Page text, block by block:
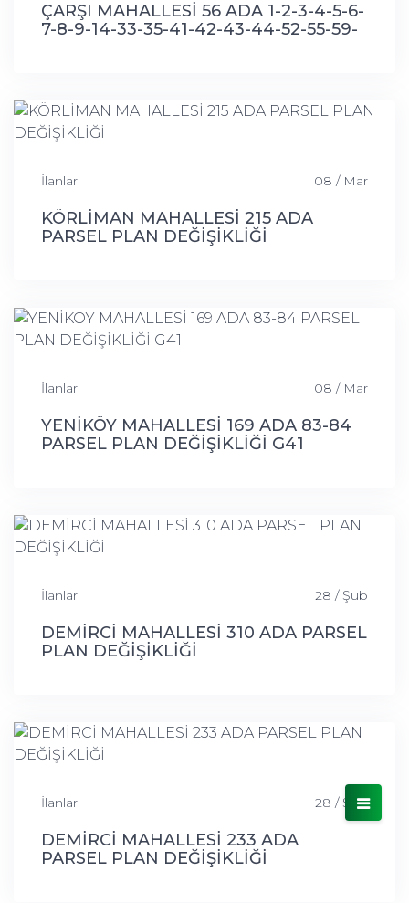
ÇARŞI MAHALLESİ 56 ADA 1-2-3-4-5-6-
7-8-9-14-33-35-41-42-43-44-52-55-59-
DEĞİŞİKLİĞİ
İlanlar 08 / Mar
KÖRLİMAN MAHALLESİ 215 ADA
PARSEL PLAN DEĞİŞİKLİĞİ
İlanlar 08 / Mar
YENİKÖY MAHALLESİ 169 ADA 83-84
PARSEL PLAN DEĞİŞİKLİĞİ G41
İlanlar 28 / Şub
DEMİRCİ MAHALLESİ 310 ADA PARSEL
PLAN DEĞİŞİKLİĞİ
İlanlar 28 / Şub
DEMİRCİ MAHALLESİ 233 ADA
PARSEL PLAN DEĞİŞİKLİĞİ